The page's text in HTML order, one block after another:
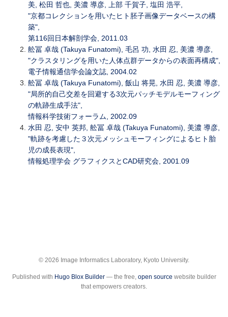
美, 松田 哲也, 美濃 導彦, 上部 千賀子, 塩田 浩平,
"京都コレクションを用いたヒト胚子画像データベースの構
築",
第116回日本解剖学会, 2011.03
舩冨 卓哉 (Takuya Funatomi), 毛呂 功, 水田 忍, 美濃 導彦,
"クラスタリングを用いた人体点群データからの表面再構成",
電子情報通信学会論文誌, 2004.02
舩冨 卓哉 (Takuya Funatomi), 飯山 将晃, 水田 忍, 美濃 導彦,
"局所的自己交差を回避する3次元パッチモデルモーフィング
の軌跡生成手法",
情報科学技術フォーラム, 2002.09
水田 忍, 安中 英邦, 舩冨 卓哉 (Takuya Funatomi), 美濃 導彦,
"軌跡を考慮した３次元メッシュモーフィングによるヒト胎
児の成長表現",
情報処理学会 グラフィクスとCAD研究会, 2001.09
© 2026 Image Informatics Laboratory, Kyoto University.
Published with Hugo Blox Builder— the free, open source website builder
that empowers creators.